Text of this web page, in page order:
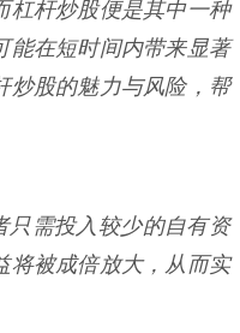
杠杆炒股便是其中一种
能在短时间内带来显著
炒股的魅力与风险，帮
只需投入较少的自有资
将被成倍放大，从而实